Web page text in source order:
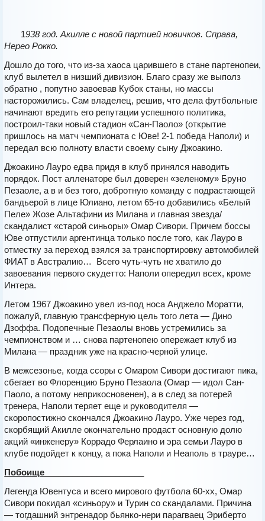
1938 год. Акилле с новой партией новичков. Справа,
Нерео Рокко.
Дошло до того, что из-за хаоса царившего в стане партенопеи,
клуб вылетел в низший дивизион. Благо сразу же выполз
обратно , попутно завоевав Кубок станы, но массы
насторожились. Сам владелец, решив, что дела футбольные
начинают вредить его репутации успешного политика,
построил-таки новый стадион «Сан-Паоло» (открытие
пришлось на матч чемпионата с Юве! 2-1 победа Наполи) и
передал всю полноту власти своему сыну Джоакино.
Джоакино Лауро едва придя в клуб принялся наводить
порядок. Пост алленаторе был доверен «зеленому» Бруно
Пезаоле, а в и без того, добротную команду с подрастающей
бандьерой в лице Юлиано, летом 65-го добавились «Белый
Пеле» Жозе Альтафини из Милана и главная звезда/
скандалист «старой синьоры» Омар Сивори. Причем боссы
Юве отпустили аргентинца только после того, как Лауро в
отместку за переход взялся за транспортировку автомобилей
ФИАТ в Австралию… Всего чуть-чуть не хватило до
завоевания первого скудетто: Наполи опередил всех, кроме
Интера.
Летом 1967 Джоакино увел из-под носа Анджело Моратти,
пожалуй, главную трансферную цель того лета — Дино
Дзоффа. Подопечные Пезаолы вновь устремились за
чемпионством и … снова партенопею опережает клуб из
Милана — праздник уже на красно-черной улице.
В межсезонье, когда ссоры с Омаром Сивори достигают пика,
сбегает во Флоренцию Бруно Пезаола (Омар — идол Сан-
Паоло, а потому неприкосновенен), а в след за потерей
тренера, Наполи теряет еще и руководителя —
скоропостижно скончался Джоакино Лауро. Уже через год,
скорбящий Акилле окончательно продаст основную долю
акций «инженеру» Коррадо Ферлаино и эра семьи Лауро в
клубе подойдет к концу, а пока Наполи и Неаполь в трауре…
Побоище_____________________
Легенда Ювентуса и всего мирового футбола 60-хх, Омар
Сивори покидал «синьору» и Турин со скандалами. Причина
— тогдашний энтренадор бьянко-нери парагваец Эриберто